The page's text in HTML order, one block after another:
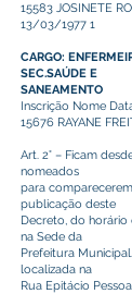
15583 JOSINETE
13/03/1977 1
CARGO:
SEC.SAÚDE E
SANEAMENTO
Inscrição Nome
15676 RAYANE
Art. 2° – Ficam
nomeados
para
publicação deste
Decreto, do horário
na Sede da
Prefeitura
localizada na
Rua Epitácio